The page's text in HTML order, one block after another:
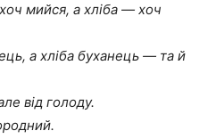
мийся, а хлі­ба — хоч
а хліба буха­нець — та й
від голоду.